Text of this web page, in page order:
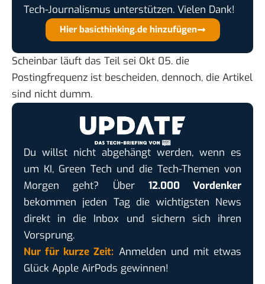
Tech-Journalismus unterstützen. Vielen Dank!
Hier basicthinking.de hinzufügen
Scheinbar läuft das Teil sei Okt 05. die
Postingfrequenz ist bescheiden, dennoch, die Artikel
sind nicht dumm.
Du willst nicht abgehängt werden, wenn es
um KI, Green Tech und die Tech-Themen von
Morgen geht? Über 12.000 Vordenker
bekommen jeden Tag die wichtigsten News
direkt in die Inbox und sichern sich ihren
Vorsprung.
Nur für kurze Zeit: Anmelden und mit etwas
Glück Apple AirPods gewinnen!